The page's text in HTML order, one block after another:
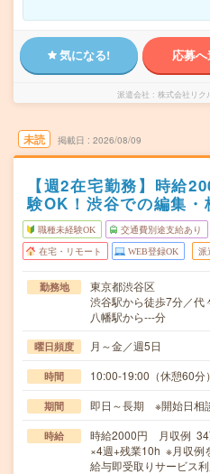
気になる! 応募
派遣会社 株式会社リク
未読 掲載日 2026/08/09
【週2在宅勤務】時給
験OK！渋谷での編集・
職種未経験OK 交通費別途支給あり
在宅・リモート WEB登録OK 派
勤務地
東京都渋谷区
渋谷駅から徒歩7分／代
八幡駅から---分
曜日頻度 月～金／週5日
時間 10:00-19:00（休憩60分
期間 即日～長期 ※開始日相
時給
時給2000円 月収例 34
×4週+残業10h ※月収例
給与即受取りサービス